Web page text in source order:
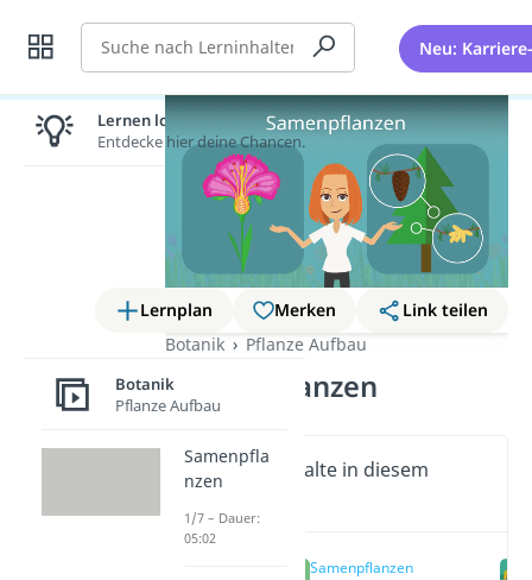
Suche Neu:
Lernplan Merken
Link teilen
Botanik
Pflanze Aufbau
Samenpflanzen
Wichtige Inhalte in diesem
Samenpflanzen
Lernen lohnt sich!
Entdecke hier deine Chancen.
Botanik
Pflanze Aufbau
Samenpfla
nzen
1/7 – Dauer:
05:02